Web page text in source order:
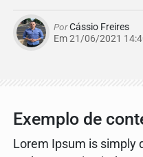
PorCássio Freires
Em 21/06/2021
Exemplo de
Lorem Ipsum is simply